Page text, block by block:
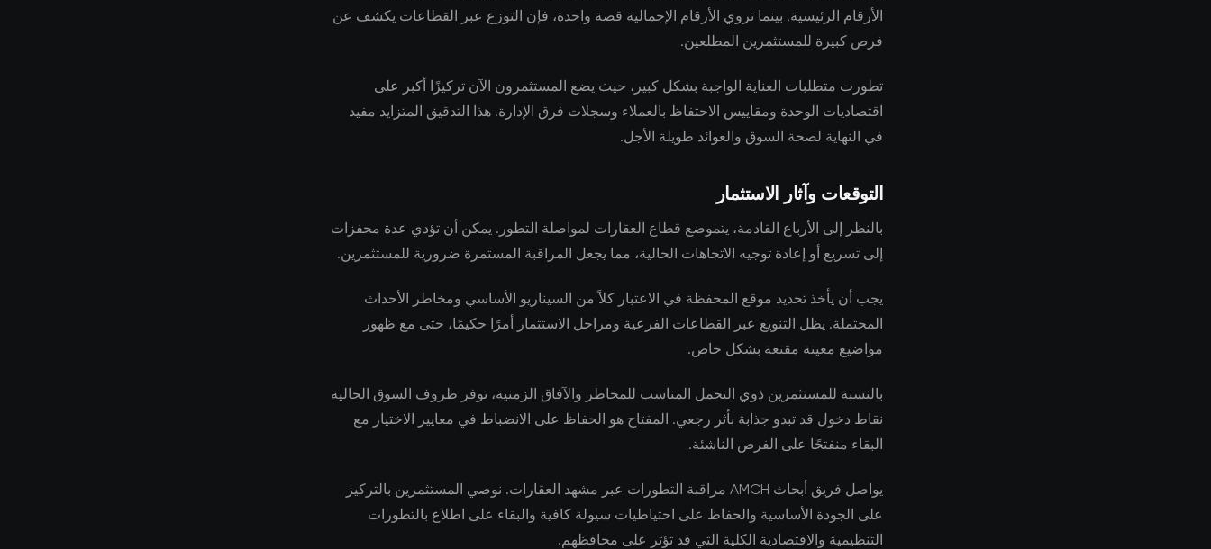
الأرقام الرئيسية. بينما تروي الأرقام الإجمالية قصة واحدة، فإن التوزع عبر القطاعات يكشف عن
فرص كبيرة للمستثمرين المطلعين.
تطورت متطلبات العناية الواجبة بشكل كبير، حيث يضع المستثمرون الآن تركيزًا أكبر على
اقتصاديات الوحدة ومقاييس الاحتفاظ بالعملاء وسجلات فرق الإدارة. هذا التدقيق المتزايد مفيد
في النهاية لصحة السوق والعوائد طويلة الأجل.
التوقعات وآثار الاستثمار
بالنظر إلى الأرباع القادمة، يتموضع قطاع العقارات لمواصلة التطور. يمكن أن تؤدي عدة محفزات
إلى تسريع أو إعادة توجيه الاتجاهات الحالية، مما يجعل المراقبة المستمرة ضرورية للمستثمرين.
يجب أن يأخذ تحديد موقع المحفظة في الاعتبار كلاً من السيناريو الأساسي ومخاطر الأحداث
المحتملة. يظل التنويع عبر القطاعات الفرعية ومراحل الاستثمار أمرًا حكيمًا، حتى مع ظهور
مواضيع معينة مقنعة بشكل خاص.
بالنسبة للمستثمرين ذوي التحمل المناسب للمخاطر والآفاق الزمنية، توفر ظروف السوق الحالية
نقاط دخول قد تبدو جذابة بأثر رجعي. المفتاح هو الحفاظ على الانضباط في معايير الاختيار مع
البقاء منفتحًا على الفرص الناشئة.
يواصل فريق أبحاث AMCH مراقبة التطورات عبر مشهد العقارات. نوصي المستثمرين بالتركيز
على الجودة الأساسية والحفاظ على احتياطيات سيولة كافية والبقاء على اطلاع بالتطورات
التنظيمية والاقتصادية الكلية التي قد تؤثر على محافظهم.